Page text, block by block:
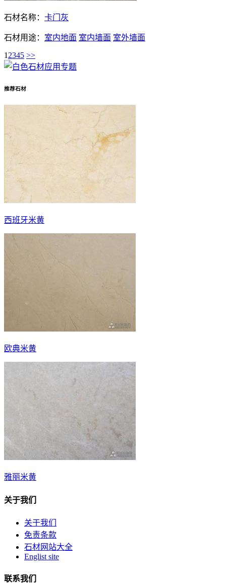
石材名称： 卡门灰
石材用途： 室内地面 室内墙面 室外墙面
1 2345 >>
推荐石材
西班牙米黄
欧典米黄
雅丽米黄
关于我们
关于我们
免责条款
石材网站大全
Englist site
联系我们